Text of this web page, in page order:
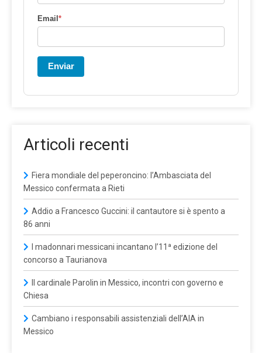
Email*
Enviar
Articoli recenti
Fiera mondiale del peperoncino: l’Ambasciata del
Messico confermata a Rieti
Addio a Francesco Guccini: il cantautore si è spento a
86 anni
I madonnari messicani incantano l’11ª edizione del
concorso a Taurianova
Il cardinale Parolin in Messico, incontri con governo e
Chiesa
Cambiano i responsabili assistenziali dell’AIA in
Messico